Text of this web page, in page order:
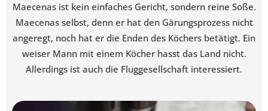
Maecenas ist kein einfaches Gericht, sondern reine Soße.
Maecenas selbst, denn er hat den Gärungsprozess nicht
angeregt, noch hat er die Enden des Köchers betätigt. Ein
weiser Mann mit einem Köcher hasst das Land nicht.
Allerdings ist auch die Fluggesellschaft interessiert.